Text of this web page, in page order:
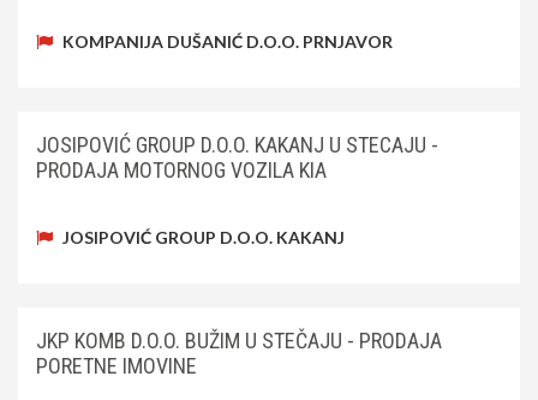
KOMPANIJA DUŠANIĆ D.O.O. PRNJAVOR
JOSIPOVIĆ GROUP D.O.O. KAKANJ U STECAJU -
PRODAJA MOTORNOG VOZILA KIA
JOSIPOVIĆ GROUP D.O.O. KAKANJ
JKP KOMB D.O.O. BUŽIM U STEČAJU - PRODAJA
PORETNE IMOVINE